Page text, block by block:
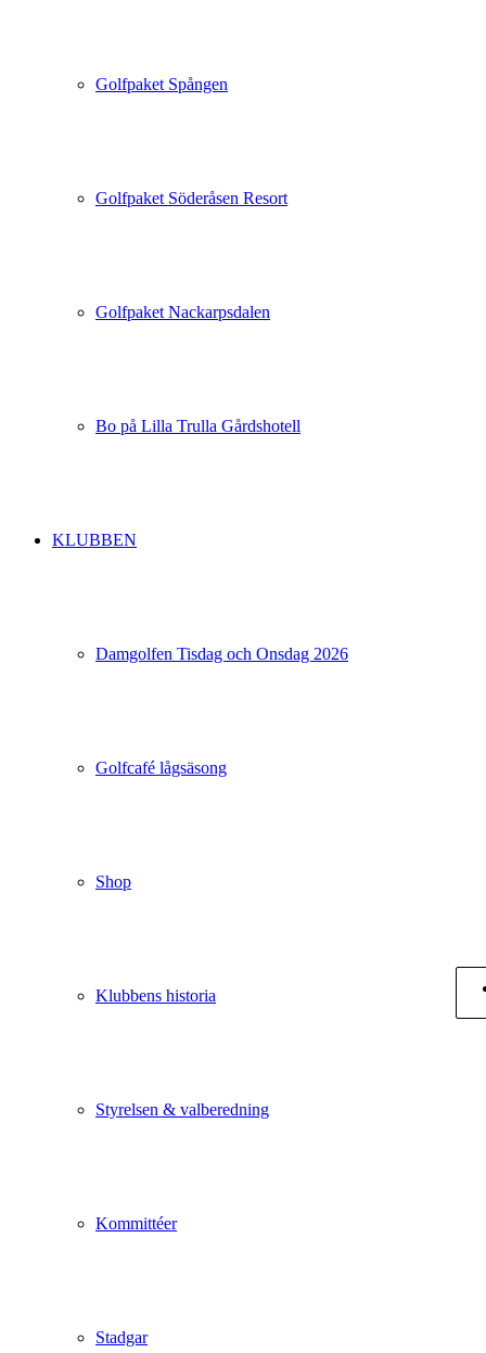
Golfpaket Spången
Golfpaket Söderåsen Resort
Golfpaket Nackarpsdalen
Bo på Lilla Trulla Gårdshotell
KLUBBEN
Damgolfen Tisdag och Onsdag 2026
Golfcafé lågsäsong
Shop
Klubbens historia
Styrelsen & valberedning
Kommittéer
Stadgar